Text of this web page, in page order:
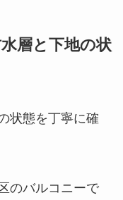
層と下地の状
状態を丁寧に確
のバルコニーで